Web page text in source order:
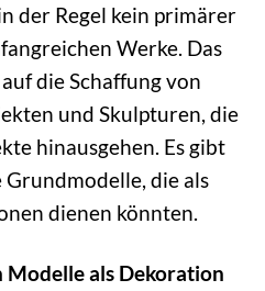
der Regel kein primärer
Werke. Das
die Schaffung von
und Skulpturen, die
hinausgehen. Es gibt
die als
dienen könnten.
Modelle als Dekoration